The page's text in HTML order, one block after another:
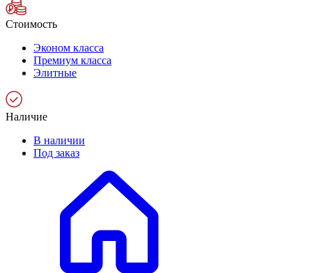
Стоимость
Эконом класса
Премиум класса
Элитные
Наличие
В наличии
Под заказ